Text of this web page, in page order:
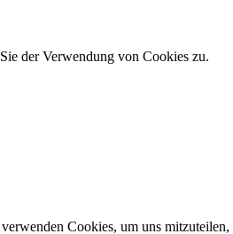
der Verwendung von Cookies zu.
Cookies, um uns